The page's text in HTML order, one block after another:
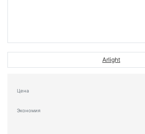
Arlight
Цена
Экономия